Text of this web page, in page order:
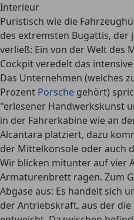
Interieur
Puristisch wie die
des extremsten Bugattis, der
verließ: Ein von der Welt des
Cockpit veredelt das
Das Unternehmen (welches
Prozent Porsche gehört)
"erlesener Handwerkskunst
in der Fahrerkabine wie an
Alcantara platziert, dazu
der Mittelkonsole oder auch
Wir blicken mitunter auf vier
Armaturenbrett ragen. Zum
Abgase aus: Es handelt sich
der Antriebskraft, aus der die